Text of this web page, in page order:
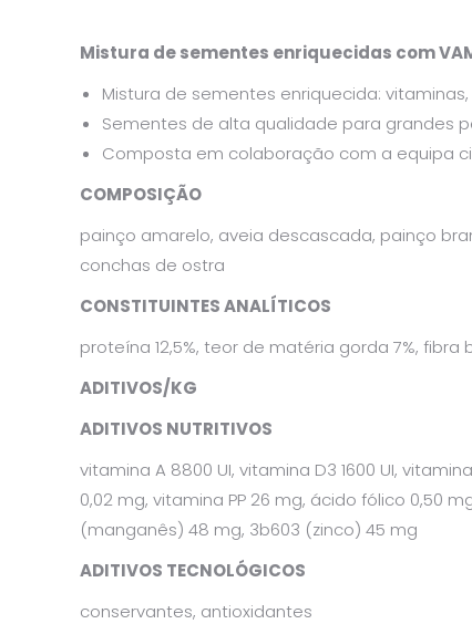
Mistura de sementes enriquecidas com
Mistura de sementes enriquecida:
Sementes de alta qualidade para grandes
Composta em colaboração com a equipa
COMPOSIÇÃO
painço amarelo, aveia descascada, painço
conchas de ostra
CONSTITUINTES ANALÍTICOS
proteína 12,5%, teor de matéria gorda 7%, fibra
ADITIVOS/KG
ADITIVOS NUTRITIVOS
vitamina A 8800 UI, vitamina D3 1600 UI,
0,02 mg, vitamina PP 26 mg, ácido fólico 0,50
(manganês) 48 mg, 3b603 (zinco) 45 mg
ADITIVOS TECNOLÓGICOS
conservantes, antioxidantes